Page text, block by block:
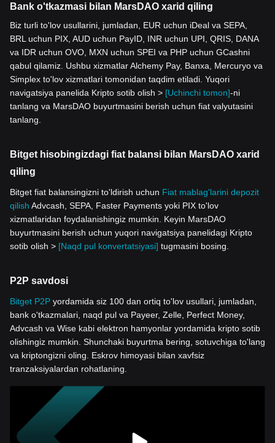
Bank o'tkazmasi bilan MarsDAO xarid qiling
Biz turli to'lov usullarini, jumladan, EUR uchun iDeal va SEPA,
BRL uchun PIX, AUD uchun PayID, INR uchun UPI, QRIS, DANA
va IDR uchun OVO, MXN uchun SPEI va PHP uchun GCashni
qabul qilamiz. Ushbu xizmatlar Alchemy Pay, Banxa, Mercuryo va
Simplex to'lov xizmatlari tomonidan taqdim etiladi. Yuqori
navigatsiya panelida Kripto sotib olish > [Uchinchi tomon]-ni
tanlang va MarsDAO buyurtmasini berish uchun fiat valyutasini
tanlang.
Bitget hisobingizdagi fiat balansi bilan MarsDAO xarid
qiling
Bitget fiat balansingizni to'ldirish uchun Fiat mablag'larini depozit
qilish Advcash, SEPA, Faster Payments yoki PIX to'lov
xizmatlaridan foydalanishingiz mumkin. Keyin MarsDAO
buyurtmasini berish uchun yuqori navigatsiya panelidagi Kripto
sotib olish > [Naqd pul konvertatsiyasi] tugmasini bosing.
P2P savdosi
Bitget P2P yordamida siz 100 dan ortiq to'lov usullari, jumladan,
bank o'tkazmalari, naqd pul va Payeer, Zelle, Perfect Money,
Advcash va Wise kabi elektron hamyonlar yordamida kripto sotib
olishingiz mumkin. Shunchaki buyurtma bering, sotuvchiga to'lang
va kriptongizni oling. Eskrov himoyasi bilan xavfsiz
tranzaksiyalardan rohatlaning.